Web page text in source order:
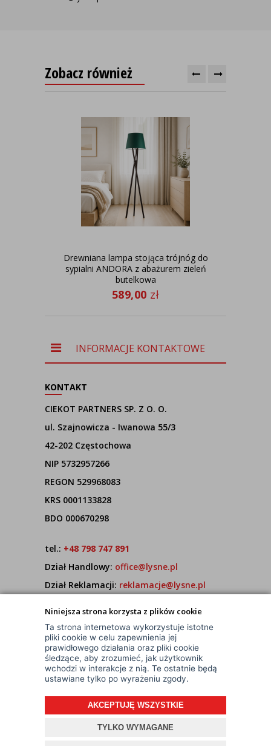
Niniejsza strona korzysta z plików cookie
Ta strona internetowa wykorzystuje istotne
pliki cookie w celu zapewnienia jej
prawidłowego działania oraz pliki cookie
śledzące, aby zrozumieć, jak użytkownik
wchodzi w interakcje z nią. Te ostatnie będą
ustawiane tylko po wyrażeniu zgody.
AKCEPTUJĘ WSZYSTKIE
TYLKO WYMAGANE
Zobacz również
Drewniana lampa stojąca trójnóg do
sypialni ANDORA z abażurem zieleń
butelkowa
589,00 zł
INFORMACJE KONTAKTOWE
KONTAKT
CIEKOT PARTNERS SP. Z O. O.
ul. Szajnowicza - Iwanowa 55/3
42-202 Częstochowa
NIP 5732957266
REGON 529968083
KRS 0001133828
BDO 000670298
tel.: +48 798 747 891
Dział Handlowy: office@lysne.pl
Dział Reklamacji: reklamacje@lysne.pl
7:00 - 15:00
© Wszelkie Prawa Zastrzeżone
Projekt i oprogramowanie sklepu: